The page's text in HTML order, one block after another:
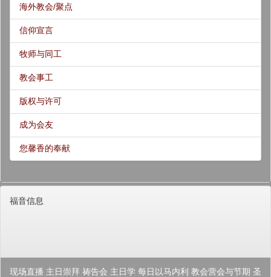
海外教会/聚点
信仰宣言
牧师与同工
教会事工
版权与许可
成为会友
您馨香的奉献
福音信息
现场直播 主日崇拜 祷告会 主日学 每日以马内利 教会营会与节期 圣